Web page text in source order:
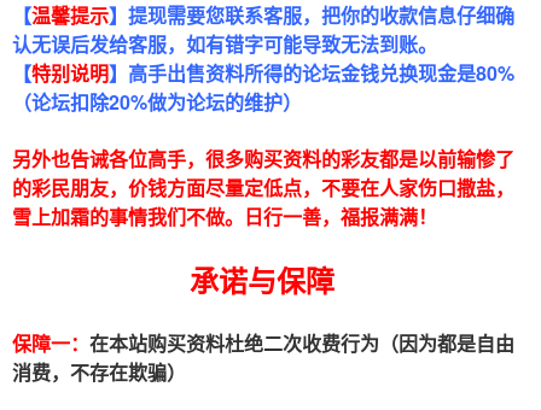
【温馨提示】提现需要您联系客服，把你的收款信息仔细确
认无误后发给客服，如有错字可能导致无法到账。
【特别说明】高手出售资料所得的论坛金钱兑换现金是80%
（论坛扣除20%做为论坛的维护）
另外也告诫各位高手，很多购买资料的彩友都是以前输惨了
的彩民朋友，价钱方面尽量定低点，不要在人家伤口撒盐，
雪上加霜的事情我们不做。日行一善，福报满满！
承诺与保障
保障一： 在本站购买资料杜绝二次收费行为（因为都是自由
消费，不存在欺骗）